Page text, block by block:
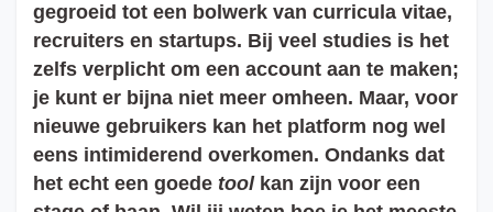
gegroeid tot een bolwerk van curricula vitae,
recruiters en startups. Bij veel studies is het
zelfs verplicht om een account aan te maken;
je kunt er bijna niet meer omheen. Maar, voor
nieuwe gebruikers kan het platform nog wel
eens intimiderend overkomen. Ondanks dat
het echt een goede toolkan zijn voor een